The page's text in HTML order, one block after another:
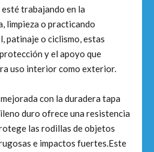
trabajando en la
limpieza o practicando
patinaje o ciclismo, estas
y el apoyo que
uso interior como exterior.
con la duradera tapa
duro ofrece una resistencia
las rodillas de objetos
e impactos fuertes.Este